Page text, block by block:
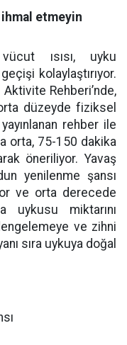
etmeyin
ısısı, uyku
kolaylaştırıyor.
Rehberi’nde,
düzeyde fiziksel
rehber ile
orta, 75-150 dakika
öneriliyor. Yavaş
yenilenme şansı
ve orta derecede
uykusu miktarını
ve zihni
sıra uykuya doğal